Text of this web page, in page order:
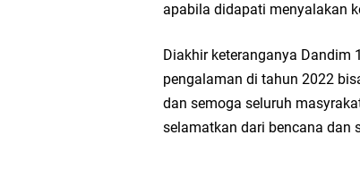
apabila didapati menyalakan
Diakhir keteranganya Dandim
pengalaman di tahun 2022
dan semoga seluruh
selamatkan dari bencana dan